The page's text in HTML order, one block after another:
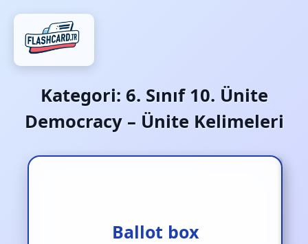
Kategori: 6. Sınıf 10. Ünite
Democracy – Ünite Kelimeleri
Ballot box
Oy sandığı / seçim sandığı